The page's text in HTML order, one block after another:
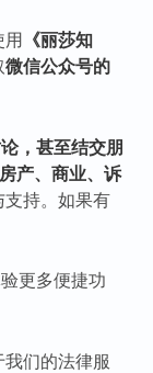
用 《丽莎知
微信公众号的
，甚至结交朋
产、商业、诉
持。如果有
更多便捷功
们的法律服